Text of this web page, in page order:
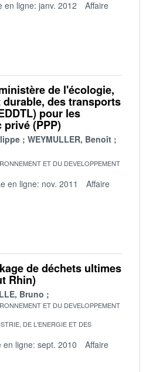
en ligne: janv. 2012
Affaire
de l'écologie,
des transports
pour les
(PPP)
WEYMULLER, Benoît
ET DU DEVELOPPEMENT
en ligne: nov. 2011
Affaire
de déchets ultimes
Rhin)
Bruno
ET DU DEVELOPPEMENT
DE L'ENERGIE ET DES
en ligne: sept. 2010
Affaire